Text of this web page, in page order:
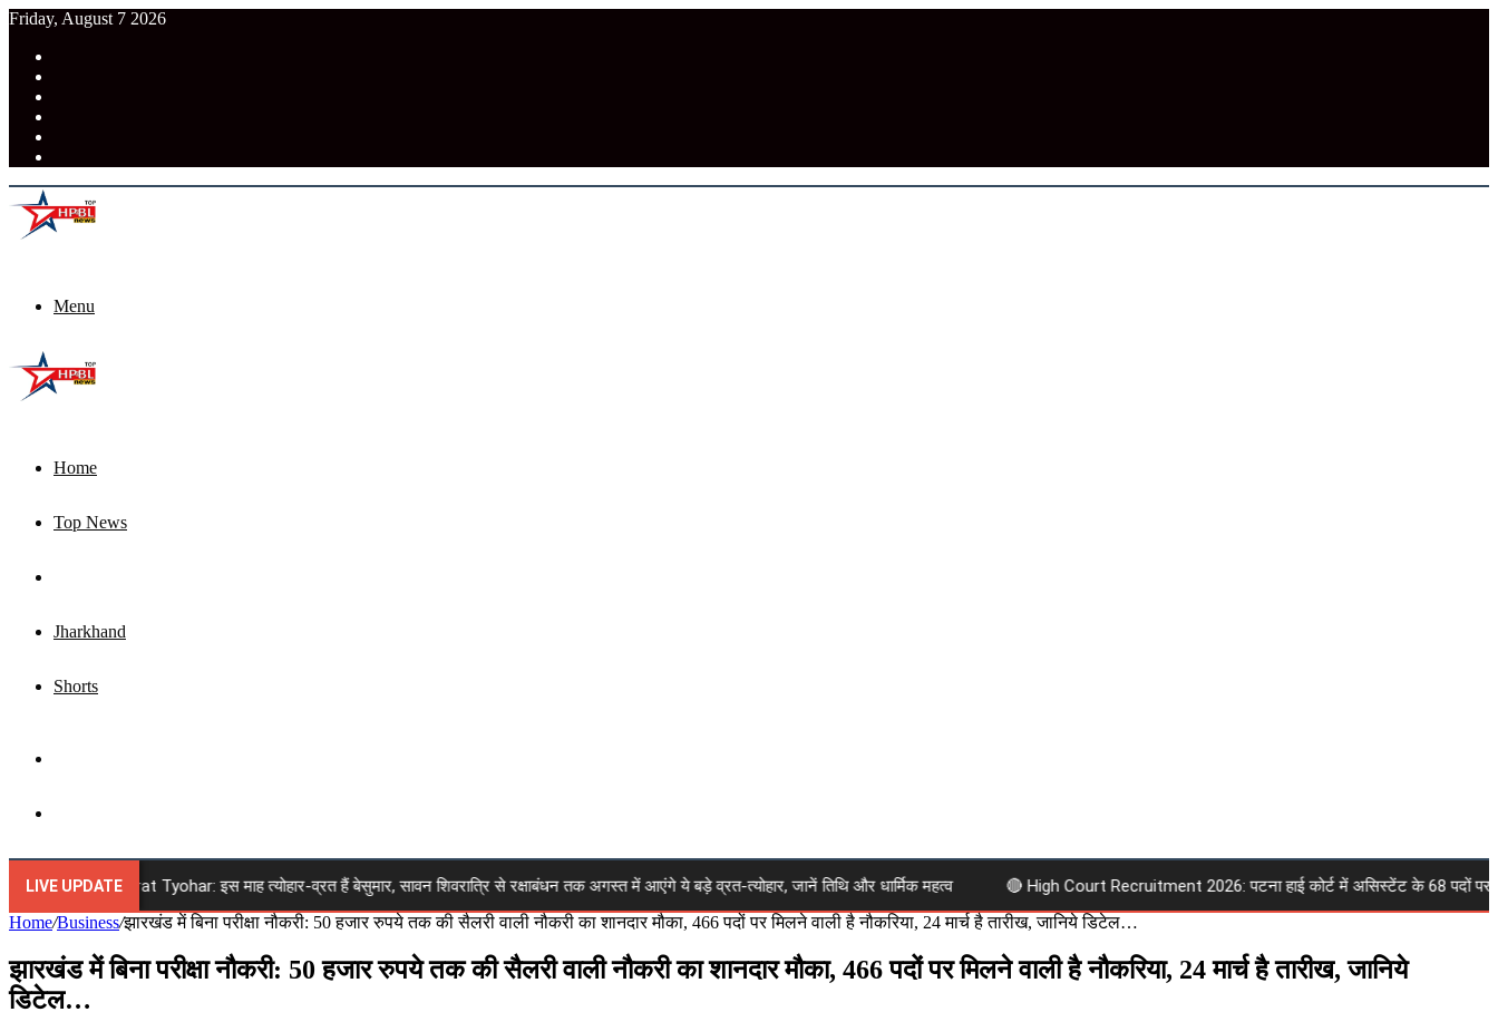
Friday, August 7 2026
Menu
Home
Top News
Jharkhand
Shorts
for
LIVE UPDATE
2026 Vrat Tyohar: इस माह त्योहार-व्रत हैं बेसुमार, सावन शिवरात्रि से रक्षाबंधन तक अगस्त में आएंगे ये बड़े व्रत-त्योहार, जानें तिथि और धार्मिक महत्व 🔴 High Court Recruitment 2026: पटना हाई कोर्ट में असिस्टेंट के 68 पदों पर निकली
Home/Business/झारखंड में बिना परीक्षा नौकरी: 50 हजार रुपये तक की सैलरी वाली नौकरी का शानदार मौका, 466 पदों पर मिलने वाली है नौकरिया, 24 मार्च है तारीख, जानिये डिटेल…
झारखंड में बिना परीक्षा नौकरी: 50 हजार रुपये तक की सैलरी वाली नौकरी का शानदार मौका, 466 पदों पर मिलने वाली है नौकरिया, 24 मार्च है तारीख, जानिये
डिटेल…